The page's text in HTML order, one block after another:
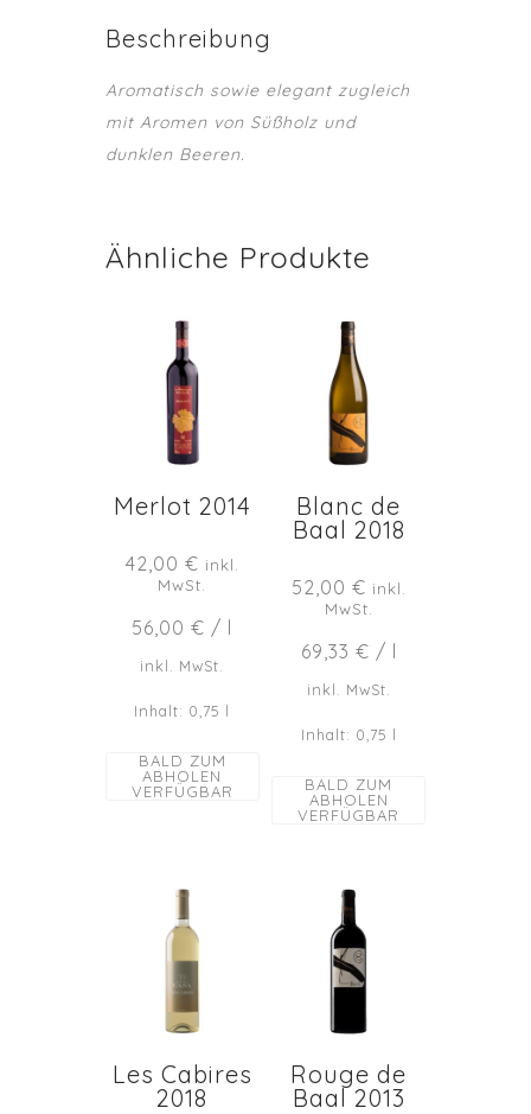
Beschreibung
Aromatisch sowie elegant zugleich
mit Aromen von Süßholz und
dunklen Beeren.
Ähnliche Produkte
Merlot 2014
42,00 € inkl.
MwSt.
56,00€ / l
inkl. MwSt.
Inhalt: 0,75 l
BALD ZUM
ABHOLEN
VERFÜGBAR
Blanc de
Baal 2018
52,00 € inkl.
MwSt.
69,33 € / l
inkl. MwSt.
Inhalt: 0,75 l
BALD ZUM
ABHOLEN
VERFÜGBAR
Les Cabires
2018
Rouge de
Baal 2013